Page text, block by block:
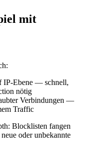
mit
IP-Ebene — schnell,
nötig
Verbindungen —
Traffic
Blocklisten fangen
oder unbekannte